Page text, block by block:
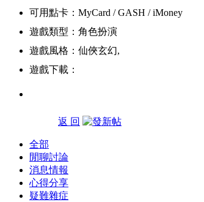
可用點卡：MyCard / GASH / iMoney
遊戲類型：角色扮演
遊戲風格：仙俠玄幻,
遊戲下載：
返 回
全部
閒聊討論
消息情報
心得分享
疑難雜症